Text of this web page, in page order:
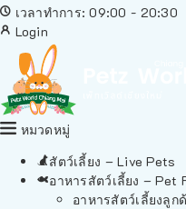
เวลาทำการ: 09:00 - 20:30
Login
หมวดหมู่
สัตว์เลี้ยง – Live Pets
อาหารสัตว์เลี้ยง – Pet
อาหารสัตว์เลี้ยงลูก